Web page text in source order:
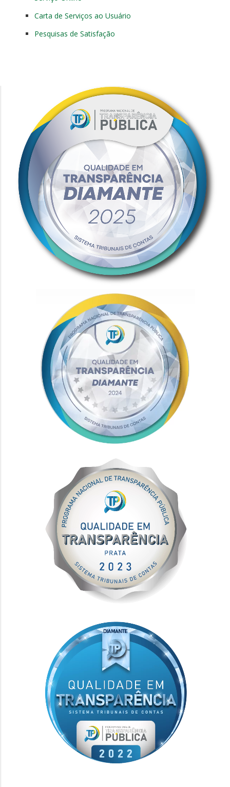
Carta de Serviços ao Usuário
Pesquisas de Satisfação